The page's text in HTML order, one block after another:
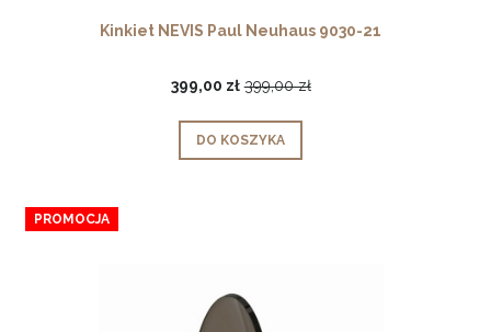
Kinkiet NEVIS Paul Neuhaus 9030-21
399,00 zł 399,00 zł
DO KOSZYKA
PROMOCJA